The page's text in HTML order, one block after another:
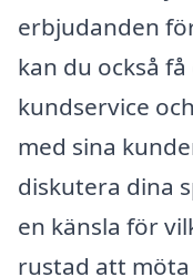
erbjudanden
kan du också
kundservice
med sina
diskutera dina
en känsla för
rustad att möta